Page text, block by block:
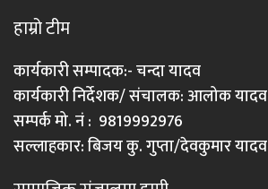
हाम्रो टीम
कार्यकारी सम्पादक:- चन्दा यादव
कार्यकारी निर्देशक/ संचालक: आलोक यादव
सम्पर्क मो. नं : 9819992976
सल्लाहकार: बिजय कु. गुप्ता/देवकुमार यादव